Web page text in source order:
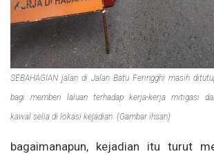
SEBAHAGIAN jalan di Jalan Batu Feringghi masih
bagi memberi laluan terhadap kerja-kerja mitigasi
kawal selia di lokasi kejadian. (Gambar ihsan)
bagaimanapun, kejadian itu turut